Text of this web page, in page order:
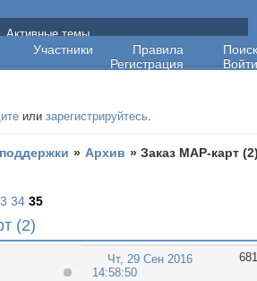
форум поддержки
Участники Правила
Поиск
Регистрация
Войти
Активные темы
илизарегистрируйтесь.
» Архив »Заказ МАР-карт
(2)
34 35
681
Чт, 29 Сен 2016
14:58:50